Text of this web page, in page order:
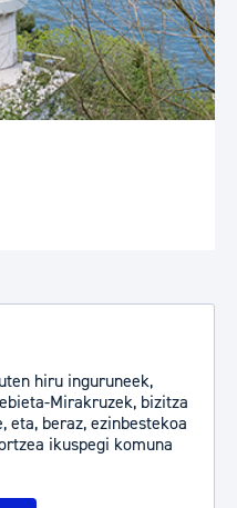
hiru inguruneek,
Mirakruzek, bizitza
eta, beraz, ezinbestekoa
ikuspegi komuna